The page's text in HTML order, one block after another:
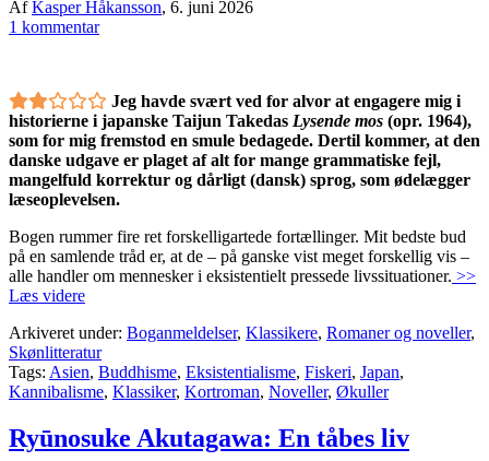
AfKasper Håkansson, 6. juni 2026
1 kommentar
Jeg havde svært ved for alvor at engagere mig i
historierne i japanske Taijun Takedas Lysende mos (opr. 1964),
som for mig fremstod en smule bedagede. Dertil kommer, at den
danske udgave er plaget af alt for mange grammatiske fejl,
mangelfuld korrektur og dårligt (dansk) sprog, som ødelægger
læseoplevelsen.
Bogen rummer fire ret forskelligartede fortællinger. Mit bedste bud
på en samlende tråd er, at de – på ganske vist meget forskellig vis –
alle handler om mennesker i eksistentielt pressede livssituationer. >>
Læs videre
Arkiveret under: Boganmeldelser, Klassikere, Romaner og noveller,
Skønlitteratur
Tags: Asien, Buddhisme, Eksistentialisme, Fiskeri, Japan,
Kannibalisme, Klassiker, Kortroman, Noveller, Økuller
Ryūnosuke Akutagawa: En tåbes liv